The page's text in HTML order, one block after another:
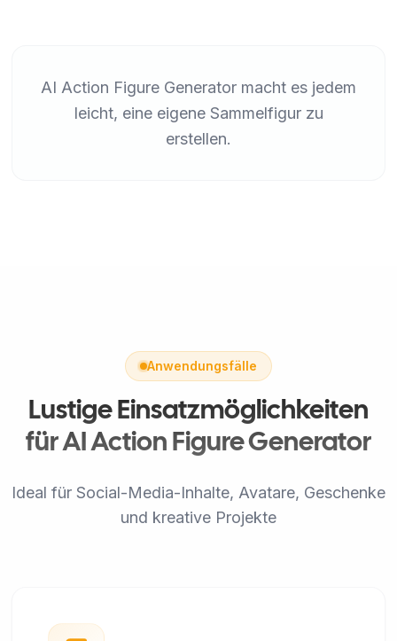
AI Action Figure Generator macht es jedem
leicht, eine eigene Sammelfigur zu
erstellen.
Anwendungsfälle
Lustige Einsatzmöglichkeiten
für AI Action Figure Generator
Ideal für Social-Media-Inhalte, Avatare, Geschenke
und kreative Projekte